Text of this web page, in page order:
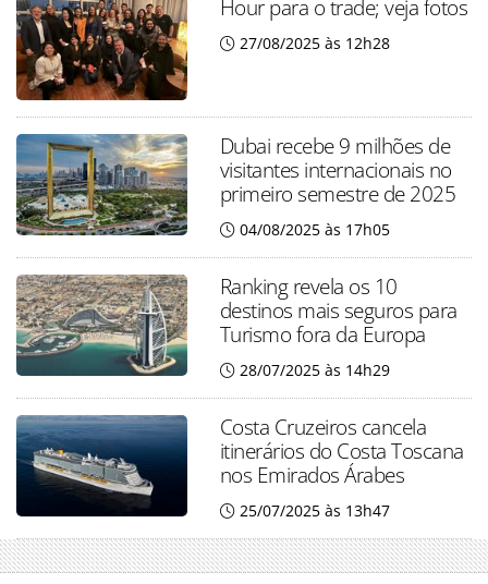
Hour para o trade; veja fotos
27/08/2025 às 12h28
Dubai recebe 9 milhões de
visitantes internacionais no
primeiro semestre de 2025
04/08/2025 às 17h05
Ranking revela os 10
destinos mais seguros para
Turismo fora da Europa
28/07/2025 às 14h29
Costa Cruzeiros cancela
itinerários do Costa Toscana
nos Emirados Árabes
25/07/2025 às 13h47